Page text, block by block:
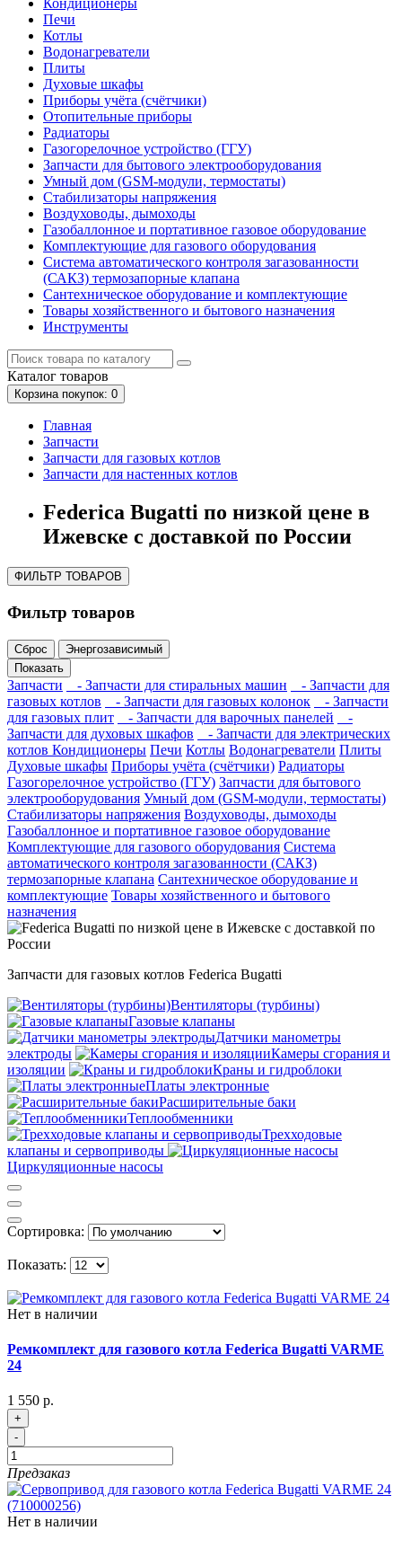
Кондиционеры
Печи
Котлы
Водонагреватели
Плиты
Духовые шкафы
Приборы учёта (счётчики)
Отопительные приборы
Радиаторы
Газогорелочное устройство (ГГУ)
Запчасти для бытового электрооборудования
Умный дом (GSM-модули, термостаты)
Cтабилизаторы напряжения
Воздуховоды, дымоходы
Газобаллонное и портативное газовое оборудование
Комплектующие для газового оборудования
Система автоматического контроля загазованности
(САКЗ) термозапорные клапана
Сантехническое оборудование и комплектующие
Товары хозяйственного и бытового назначения
Инструменты
Каталог товаров
Корзинапокупок: 0
Главная
Запчасти
Запчасти для газовых котлов
Запчасти для настенных котлов
Federica Bugatti по низкой цене в
Ижевске с доставкой по России
ФИЛЬТР ТОВАРОВ
Фильтр товаров
Сброс
Энергозависимый
Показать
Запчасти - Запчасти для стиральных машин
- Запчасти для
газовых котлов
- Запчасти для газовых колонок
- Запчасти
для газовых плит
- Запчасти для варочных панелей
-
Запчасти для духовых шкафов
- Запчасти для электрических
котлов Кондиционеры Печи Котлы Водонагреватели Плиты
Духовые шкафы Приборы учёта (счётчики) Радиаторы
Газогорелочное устройство (ГГУ) Запчасти для бытового
электрооборудования Умный дом (GSM-модули, термостаты)
Cтабилизаторы напряжения Воздуховоды, дымоходы
Газобаллонное и портативное газовое оборудование
Комплектующие для газового оборудования Система
автоматического контроля загазованности (САКЗ)
термозапорные клапана Сантехническое оборудование и
комплектующие Товары хозяйственного и бытового
назначения
Запчасти для газовых котлов Federica Bugatti
Вентиляторы (турбины)
Газовые клапаны
Датчики манометры
электроды
Камеры сгорания и
изоляции
Краны и гидроблоки
Платы электронные
Расширительные баки
Теплообменники
Трехходовые
клапаны и сервоприводы
Циркуляционные насосы
Сортировка:
Показать:
Нет в наличии
Ремкомплект для газового котла Federica Bugatti VARME
24
1 550 р.
+
-
Предзаказ
Нет в наличии